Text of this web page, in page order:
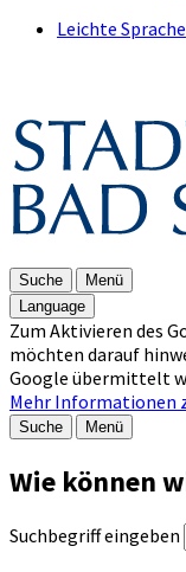
Leichte Sprache
Suche
Menü
Language
Zum Aktivieren des
möchten darauf
Google übermittelt
Mehr Informationen
Suche Menü
Wie können
Suchbegriff eingeben